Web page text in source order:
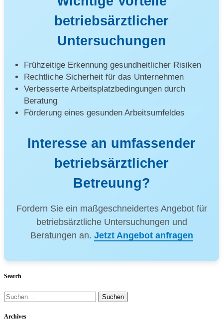
betriebsärztlicher
Untersuchungen
Frühzeitige Erkennung gesundheitlicher Risiken
Rechtliche Sicherheit für das Unternehmen
Verbesserte Arbeitsplatzbedingungen durch
Beratung
Förderung eines gesunden Arbeitsumfeldes
Interesse an umfassender
betriebsärztlicher
Betreuung?
Fordern Sie ein maßgeschneidertes Angebot für
betriebsärztliche Untersuchungen und
Beratungen an. Jetzt Angebot anfragen
Search
Suchen
Archives